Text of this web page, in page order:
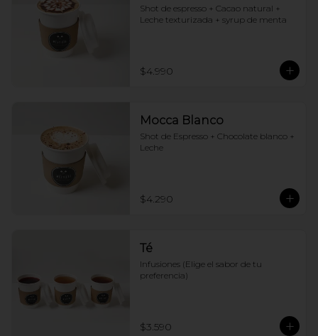
Shot de espresso + Cacao natural +
Leche texturizada + syrup de menta
$4.990
Mocca Blanco
Shot de Espresso + Chocolate blanco +
Leche
$4.290
Té
Infusiones (Elige el sabor de tu
preferencia)
$3.590